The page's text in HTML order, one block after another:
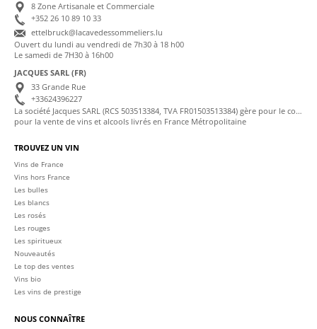
8 Zone Artisanale et Commerciale
+352 26 10 89 10 33
ettelbruck@lacavedessommeliers.lu
Ouvert du lundi au vendredi de 7h30 à 18 h00
Le samedi de 7H30 à 16h00
JACQUES SARL (FR)
33 Grande Rue
+33624396227
La société Jacques SARL (RCS 503513384, TVA FR01503513384) gère pour le compte de La Cave des Sommeliers les transactions bancaires et la facturation
pour la vente de vins et alcools livrés en France Métropolitaine
TROUVEZ UN VIN
Vins de France
Vins hors France
Les bulles
Les blancs
Les rosés
Les rouges
Les spiritueux
Nouveautés
Le top des ventes
Vins bio
Les vins de prestige
NOUS CONNAÎTRE